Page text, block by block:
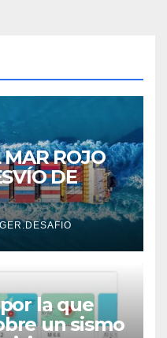
MAR ROJO
DE
la que
un sismo